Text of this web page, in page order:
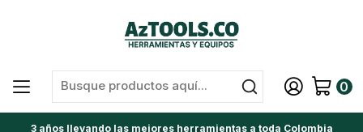
0
3 años llevando las mejores herramientas a toda Colombia